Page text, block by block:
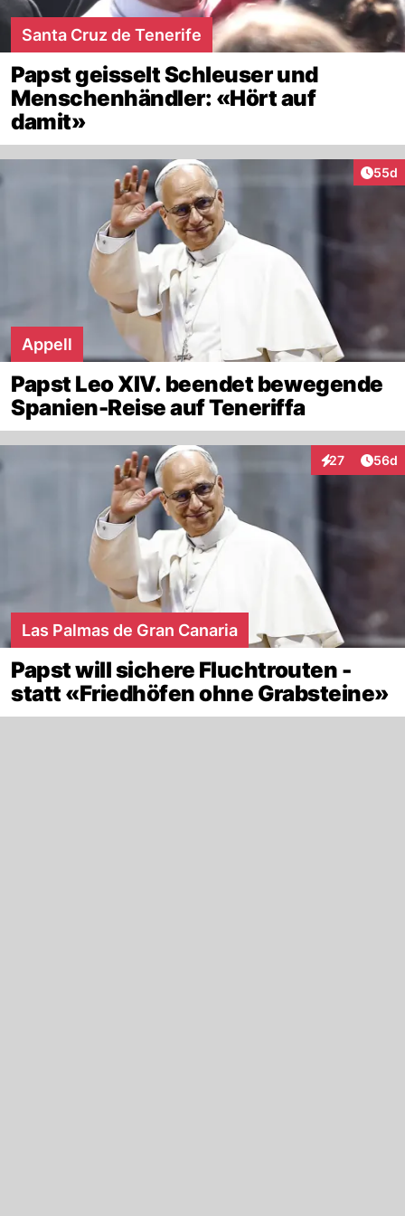
Santa Cruz de Tenerife
Papst geisselt Schleuser und
Menschenhändler: «Hört auf
damit»
55d
Appell
Papst Leo XIV. beendet bewegende
Spanien-Reise auf Teneriffa
27
Interaktionen
56d
Las Palmas de Gran Canaria
Papst will sichere Fluchtrouten -
statt «Friedhöfen ohne Grabsteine»